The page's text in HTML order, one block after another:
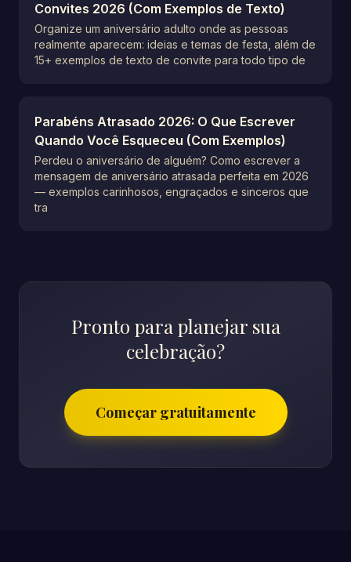
Convites 2026 (Com Exemplos de Texto)
Organize um aniversário adulto onde as pessoas
realmente aparecem: ideias e temas de festa, além de
15+ exemplos de texto de convite para todo tipo de
Parabéns Atrasado 2026: O Que Escrever
Quando Você Esqueceu (Com Exemplos)
Perdeu o aniversário de alguém? Como escrever a
mensagem de aniversário atrasada perfeita em 2026
— exemplos carinhosos, engraçados e sinceros que
tra
Pronto para planejar sua
celebração?
Começar gratuitamente